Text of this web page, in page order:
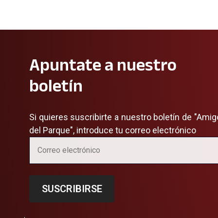
Apuntate a nuestro
boletín
Si quieres suscribirte a nuestro boletín de
del Parque", introduce tu correo electrónico
SUSCRIBIRSE